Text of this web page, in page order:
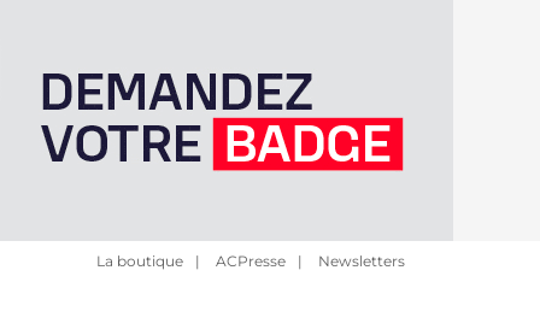
La boutique | ACPresse | Newsletters